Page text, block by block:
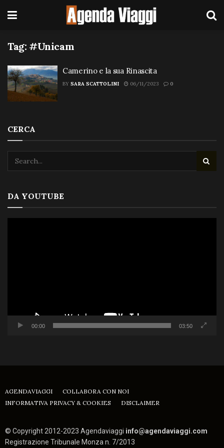
Tag: #Unicam
Camerino e la sua Rinascita
BY SARA SCATTOLINI 06/11/2023 0
CERCA
DA YOUTUBE
00:00 03:50
AGENDAVIAGGI
COLLABORA CON NOI
INFORMATIVA PRIVACY & COOKIES
DISCLAIMER
© Copyright 2012-2023 Agendaviaggi info@agendaviaggi.com
Registrazione Tribunale Monza n. 7/2013